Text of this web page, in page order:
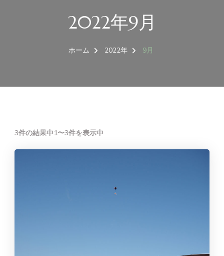
2022年9月
ホーム 2022年 9月
3件の結果中1〜3件を表示中